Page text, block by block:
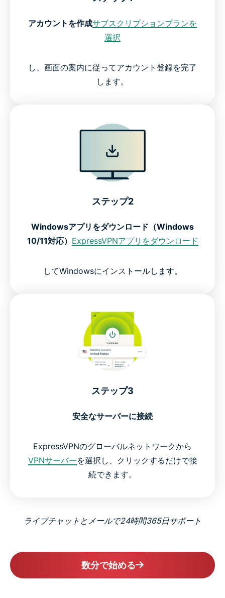
アカウントを作成サブスクリプションプランを
選択
し、画面の案内に従ってアカウント登録を完了
します。
ステップ2
Windowsアプリをダウンロード（Windows
10/11対応） ExpressVPNアプリをダウンロード
してWindowsにインストールします。
ステップ3
安全なサーバーに接続
ExpressVPNのグローバルネットワークから
VPNサーバーを選択し、クリックするだけで接
続できます。
ライブチャットとメールで24時間365日サポート
数分で始める